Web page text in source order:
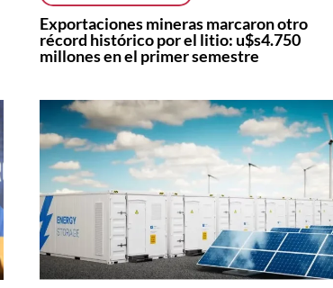
Exportaciones mineras marcaron otro
récord histórico por el litio: u$s4.750
millones en el primer semestre